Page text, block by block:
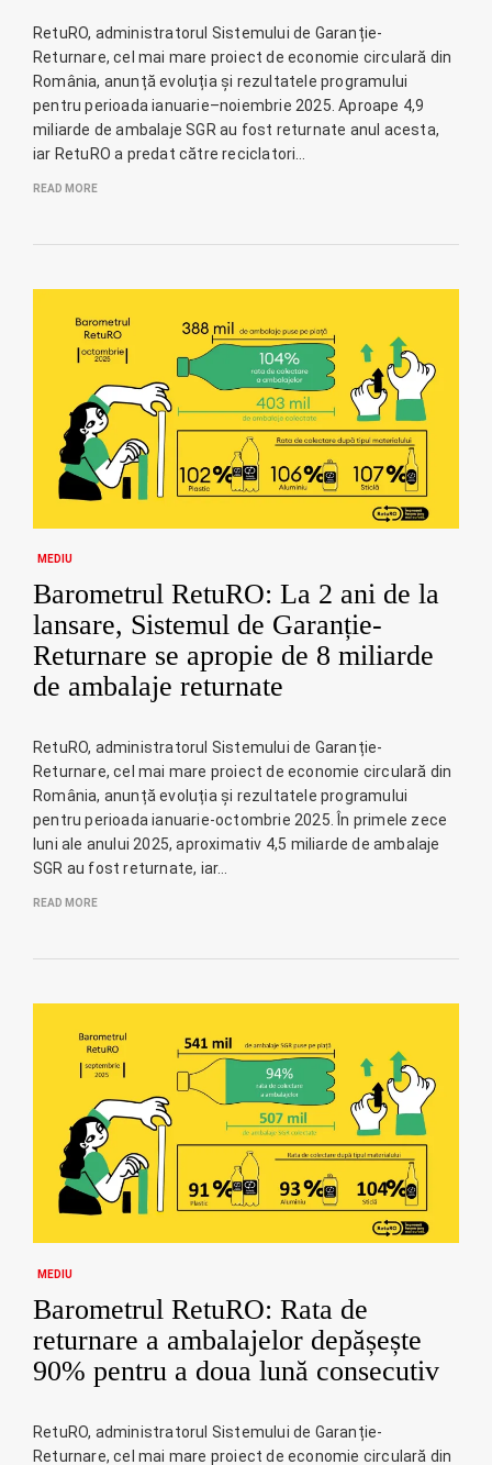
RetuRO, administratorul Sistemului de Garanție-
Returnare, cel mai mare proiect de economie circulară din
România, anunță evoluția și rezultatele programului
pentru perioada ianuarie–noiembrie 2025. Aproape 4,9
miliarde de ambalaje SGR au fost returnate anul acesta,
iar RetuRO a predat către reciclatori…
READ MORE
MEDIU
Barometrul RetuRO: La 2 ani de la
lansare, Sistemul de Garanție-
Returnare se apropie de 8 miliarde
de ambalaje returnate
RetuRO, administratorul Sistemului de Garanție-
Returnare, cel mai mare proiect de economie circulară din
România, anunță evoluția și rezultatele programului
pentru perioada ianuarie-octombrie 2025. În primele zece
luni ale anului 2025, aproximativ 4,5 miliarde de ambalaje
SGR au fost returnate, iar…
READ MORE
MEDIU
Barometrul RetuRO: Rata de
returnare a ambalajelor depășește
90% pentru a doua lună consecutiv
RetuRO, administratorul Sistemului de Garanție-
Returnare, cel mai mare proiect de economie circulară din